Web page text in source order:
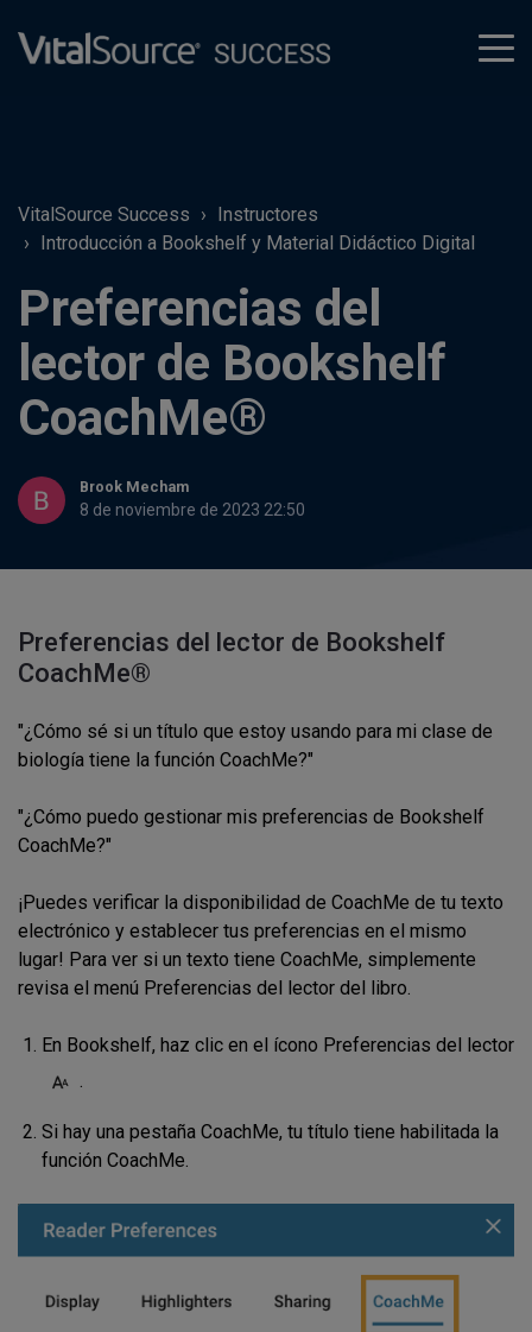
VitalSource Success
Instructores
Introducción a Bookshelf y Material Didáctico Digital
Preferencias del
lector de Bookshelf
CoachMe®
Brook Mecham
8 de noviembre de 2023 22:50
Preferencias del lector de Bookshelf
CoachMe®
"¿Cómo sé si un título que estoy usando para mi clase de
biología tiene la función CoachMe?"
"¿Cómo puedo gestionar mis preferencias de Bookshelf
CoachMe?"
¡Puedes verificar la disponibilidad de CoachMe de tu texto
electrónico y establecer tus preferencias en el mismo
lugar! Para ver si un texto tiene CoachMe, simplemente
revisa el menú Preferencias del lector del libro.
En Bookshelf, haz clic en el ícono Preferencias del lector
.
Si hay una pestaña CoachMe, tu título tiene habilitada la
función CoachMe.